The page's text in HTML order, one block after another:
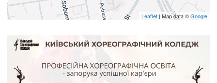
Leaflet | Map data ©Google